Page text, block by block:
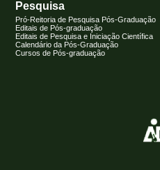
Pesquisa
Pró-Reitoria de Pesquisa Pós-Graduação
Editais de Pós-graduação
Editais de Pesquisa e Iniciação Científica
Calendário da Pós-Graduação
Cursos de Pós-graduação